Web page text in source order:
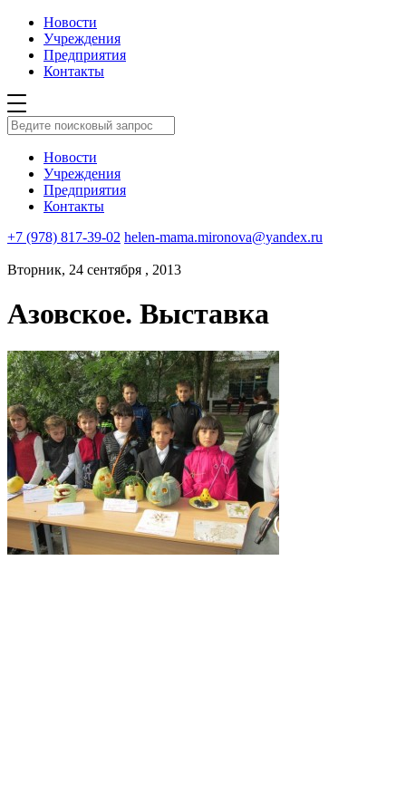
Новости
Учреждения
Предприятия
Контакты
Новости
Учреждения
Предприятия
Контакты
+7 (978) 817-39-02 helen-mama.mironova@yandex.ru
Вторник, 24 сентября , 2013
Азовское. Выставка